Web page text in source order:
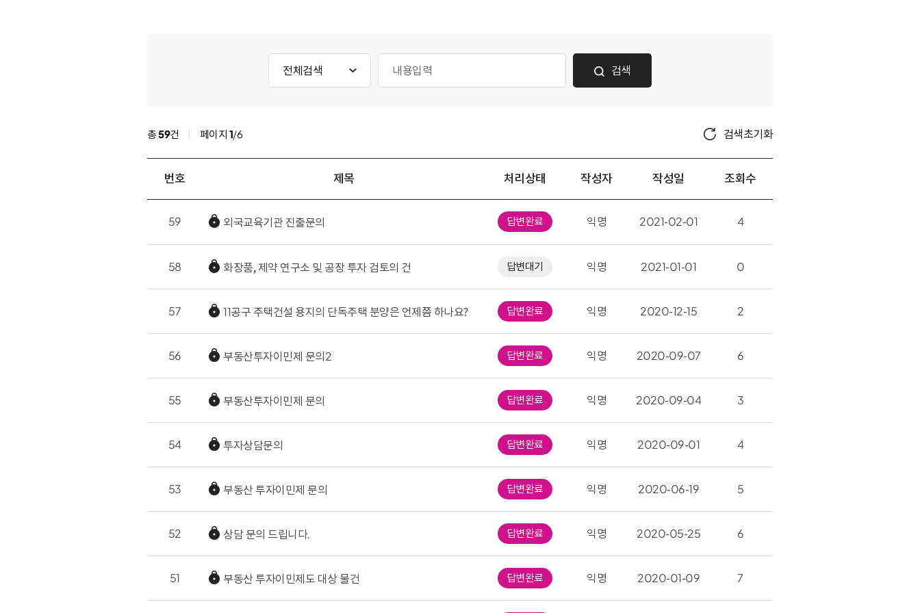
게
물
검색
총59건 페이지 1/6 검색초기화
번호 제목 처리상태 작성자 작성일 조회수
59 외국교육기관 진출문의 답변완료 익명 2021-02-01 4
58 화장품, 제약 연구소 및 공장 투자 검토의 건 답변대기 익명 2021-01-01 0
57 11공구 주택건설 용지의 단독주택 분양은 언제쯤 하나요? 답변완료 익명 2020-12-15 2
56 부동산투자이민제 문의2 답변완료 익명 2020-09-07 6
55 부동산투자이민제 문의 답변완료 익명 2020-09-04 3
54 투자상담문의 답변완료 익명 2020-09-01 4
53 부동산 투자이민제 문의 답변완료 익명 2020-06-19 5
52 상담 문의 드립니다. 답변완료 익명 2020-05-25 6
51 부동산 투자이민제도 대상 물건 답변완료 익명 2020-01-09 7